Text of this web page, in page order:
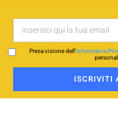
Presa visione dell’Informativa
ISCRIVITI